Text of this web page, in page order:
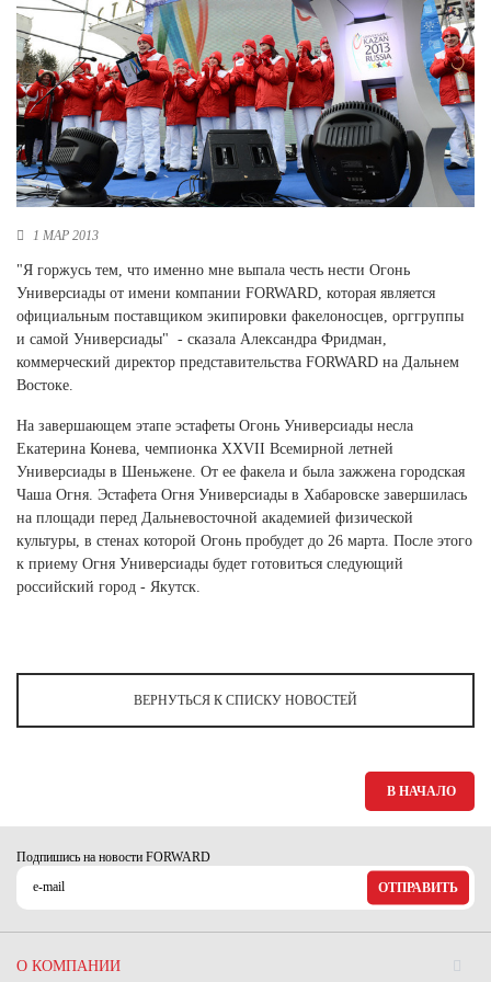
Новосибирская область (3)
Омская область (5)
Республика Башкортостан (3)
Республика Крым (1)
Республика Татарстан (2)
Ростовская область (2)
Самарская область (1)
Санкт-Петербург и ЛО (3)
Свердловская область (5)
Северная Осетия (2)
Смоленская область (1)
Ставропольский край (5)
Томская область (1)
Тюменская область (3)
Хакасия (1)
Ханты-Мансийский автономный округ (3)
Ямало-Ненецкий автономный округ (1)
Ярославская область (1)
1 МАР 2013
"Я горжусь тем, что именно мне выпала честь нести Огонь
Универсиады от имени компании FORWARD, которая является
официальным поставщиком экипировки факелоносцев, орггруппы
и самой Универсиады" - сказала Александра Фридман,
коммерческий директор представительства FORWARD на Дальнем
Востоке.
На завершающем этапе эстафеты Огонь Универсиады несла
Екатерина Конева, чемпионка XXVII Всемирной летней
Универсиады в Шеньжене. От ее факела и была зажжена городская
Чаша Огня. Эстафета Огня Универсиады в Хабаровске завершилась
на площади перед Дальневосточной академией физической
культуры, в стенах которой Огонь пробудет до 26 марта. После этого
к приему Огня Универсиады будет готовиться следующий
российский город - Якутск.
ВЕРНУТЬСЯ К СПИСКУ НОВОСТЕЙ
В НАЧАЛО
Подпишись на новости FORWARD
ОТПРАВИТЬ
О КОМПАНИИ